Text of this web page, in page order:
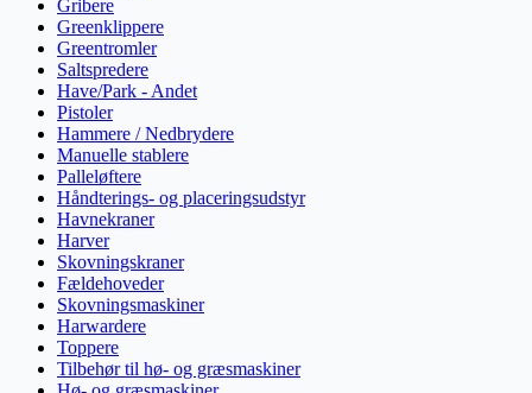
Gribere
Greenklippere
Greentromler
Saltspredere
Have/Park - Andet
Pistoler
Hammere / Nedbrydere
Manuelle stablere
Palleløftere
Håndterings- og placeringsudstyr
Havnekraner
Harver
Skovningskraner
Fældehoveder
Skovningsmaskiner
Harwardere
Toppere
Tilbehør til hø- og græsmaskiner